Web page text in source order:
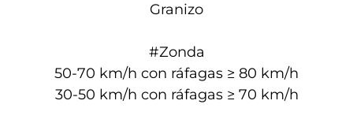
Granizo
#Zonda
50-70 km/h con ráfagas ≥ 80 km/h
30-50 km/h con ráfagas ≥ 70 km/h